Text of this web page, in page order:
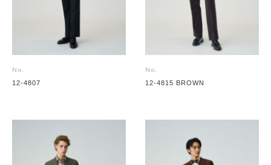
No.
12-4807
No.
12-4815 BROWN